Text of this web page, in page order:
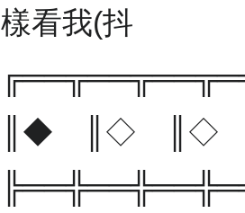
樣看我(抖
║◆ ║◇